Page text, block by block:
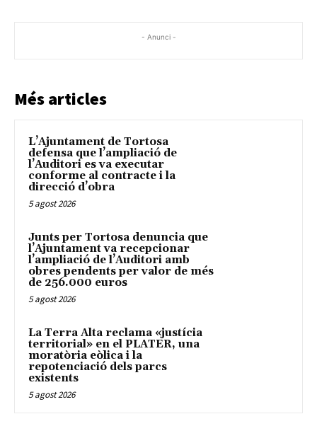
- Anunci -
Més articles
L’Ajuntament de Tortosa
defensa que l’ampliació de
l’Auditori es va executar
conforme al contracte i la
direcció d’obra
5 agost 2026
Junts per Tortosa denuncia que
l’Ajuntament va recepcionar
l’ampliació de l’Auditori amb
obres pendents per valor de més
de 256.000 euros
5 agost 2026
La Terra Alta reclama «justícia
territorial» en el PLATER, una
moratòria eòlica i la
repotenciació dels parcs
existents
5 agost 2026